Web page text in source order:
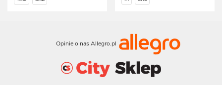
Opinie o nas Allegro.pl